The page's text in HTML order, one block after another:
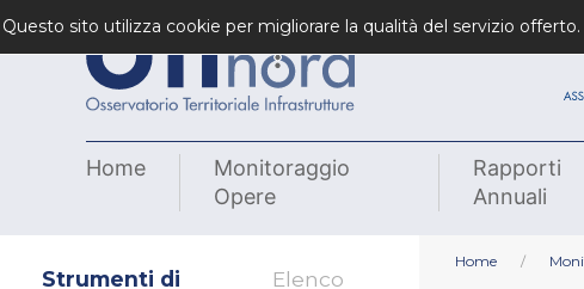
Home
Monitoraggio
Opere
Rapporti
Annuali
Strumenti di
Elenco
Home
Questo sito utilizza cookie per migliorare la qualità del servizio